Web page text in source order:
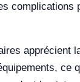
complications
apprécient
ce